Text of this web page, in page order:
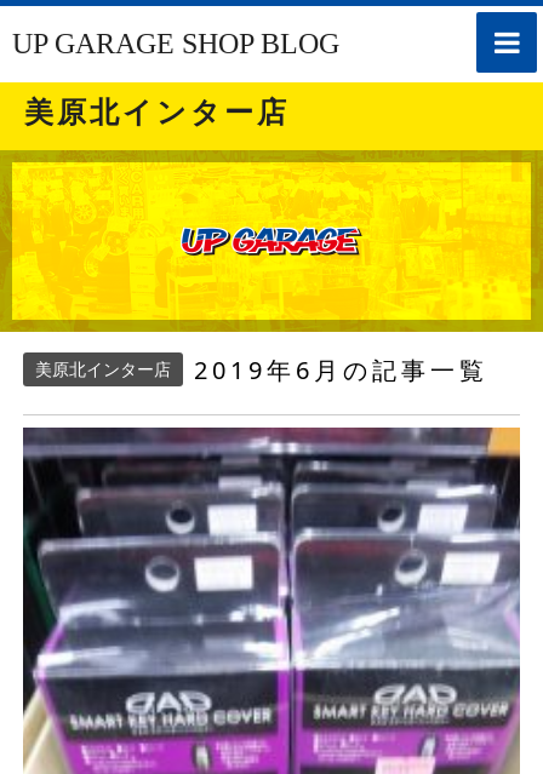
toggle
UP GARAGE SHOP BLOG
美原北インター店
美原北インター店 2019年6月の記事一覧